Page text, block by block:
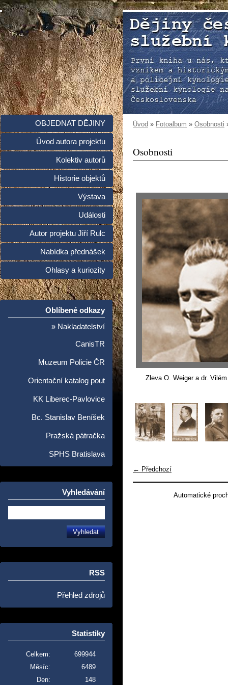
Úvod » Fotoalbum » Osobnosti
Osobnosti
Zleva O. Weiger a dr.
← Předchozí
Automatické
OBJEDNAT DĚJINY
Úvod autora projektu
Kolektiv autorů
Historie objektů
Výstava
Události
Autor projektu Jiří Rulc
Nabídka přednášek
Ohlasy a kuriozity
Oblíbené odkazy
» Nakladatelství
CanisTR
Muzeum Policie ČR
Orientační katalog pout
KK Liberec-Pavlovice
Bc. Stanislav Beníšek
Pražská pátračka
SPHS Bratislava
Vyhledávání
RSS
Přehled zdrojů
Statistiky
Celkem:
699944
Měsíc:
6489
Den:
148